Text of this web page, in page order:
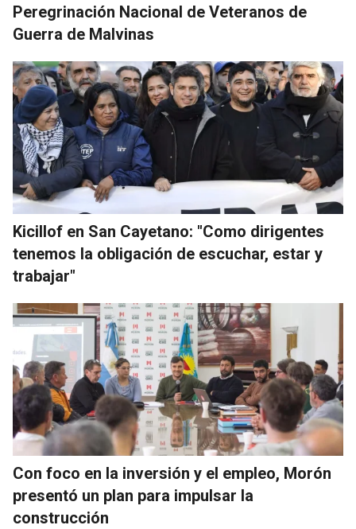
Peregrinación Nacional de Veteranos de
Guerra de Malvinas
Kicillof en San Cayetano: "Como dirigentes
tenemos la obligación de escuchar, estar y
trabajar"
Con foco en la inversión y el empleo, Morón
presentó un plan para impulsar la
construcción